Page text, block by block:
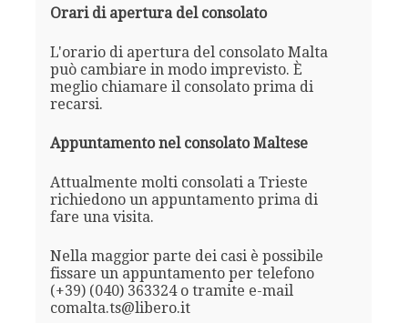
Orari di apertura del consolato
L'orario di apertura del consolato Malta
può cambiare in modo imprevisto. È
meglio chiamare il consolato prima di
recarsi.
Appuntamento nel consolato Maltese
Attualmente molti consolati a Trieste
richiedono un appuntamento prima di
fare una visita.
Nella maggior parte dei casi è possibile
fissare un appuntamento per telefono
(+39) (040) 363324 o tramite e-mail
comalta.ts@libero.it